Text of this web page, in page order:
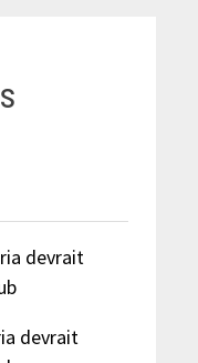
devrait
devrait